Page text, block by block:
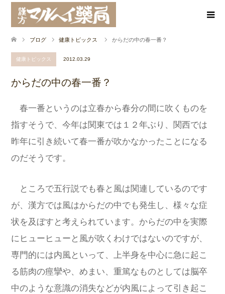
ブログ 健康トピックス からだの中の春一番？
健康トピックス 2012.03.29
からだの中の春一番？
春一番というのは立春から春分の間に吹くものを
指すそうで、今年は関東では１２年ぶり、関西では
昨年に引き続いて春一番が吹かなかったことになる
のだそうです。
ところで五行説でも春と風は関連しているのです
が、漢方では風はからだの中でも発生し、様々な症
状を及ぼすと考えられています。からだの中を実際
にヒューヒューと風が吹くわけではないのですが、
専門的には内風といって、上半身を中心に急に起こ
る筋肉の痙攣や、めまい、重篤なものとしては脳卒
中のような意識の消失などが内風によって引き起こ